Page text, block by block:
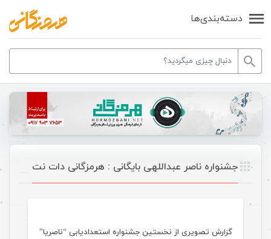
دسته‌بندی‌ها
جشنواره ناصر عبداللهی بایگانی : هرمزگانی دات نت
گزارش تصویری از نخستین جشنواره استعدادیابی “ناصریا”